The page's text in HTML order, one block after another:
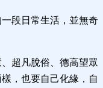
段日常生活，並無奇
超凡脫俗、德高望眾
，也要自己化緣，自